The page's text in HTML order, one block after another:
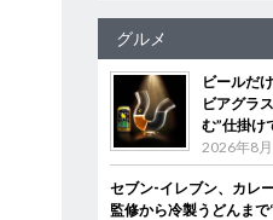
グルメ
ビールだ
ビアグラ
む”仕掛け
2026年8
セブン‐イレブン、カ
監修から冷製うどんま